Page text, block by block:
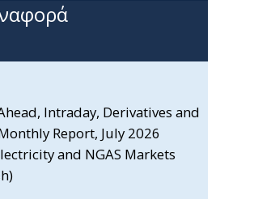
Intraday, Derivatives and
Report, July 2026
and NGAS Markets